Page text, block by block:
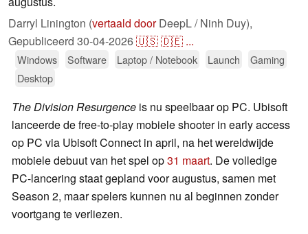
Darryl Linington (vertaald doorDeepL / Ninh Duy),
Gepubliceerd 30-04-2026🇺🇸🇩🇪 ...
Windows Software Laptop / Notebook Launch
Gaming
Desktop
The Division Resurgence is nu speelbaar op PC. Ubisoft
lanceerde de free-to-play mobiele shooter in early access
op PC via Ubisoft Connect in april, na het wereldwijde
mobiele debuut van het spel op31 maart. De volledige
PC-lancering staat gepland voor augustus, samen met
Season 2, maar spelers kunnen nu al beginnen zonder
voortgang te verliezen.